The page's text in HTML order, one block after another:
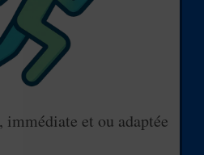
et ou adaptée